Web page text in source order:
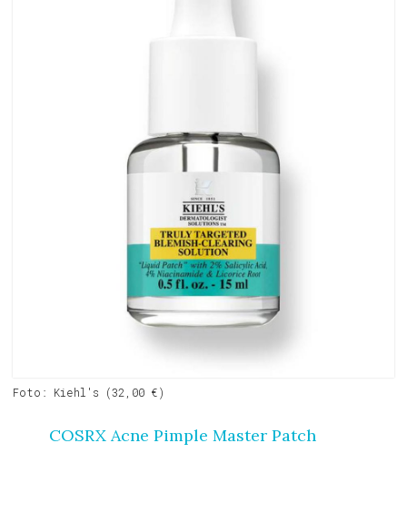
Foto: Kiehl's (32,00 €)
COSRX Acne Pimple Master Patch